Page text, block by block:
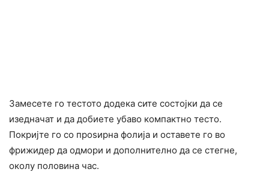
Замесете го тестото додека сите состојки да се
изедначат и да добиете убаво компактно тесто.
Покријте го со проѕирна фолија и оставете го во
фрижидер да одмори и дополнително да се стегне,
околу половина час.